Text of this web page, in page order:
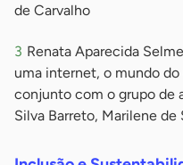
de Carvalho
Renata Aparecida
uma internet, o mundo do
conjunto com o grupo de
Silva Barreto, Marilene